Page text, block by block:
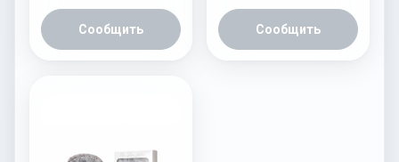
Сообщить Сообщить